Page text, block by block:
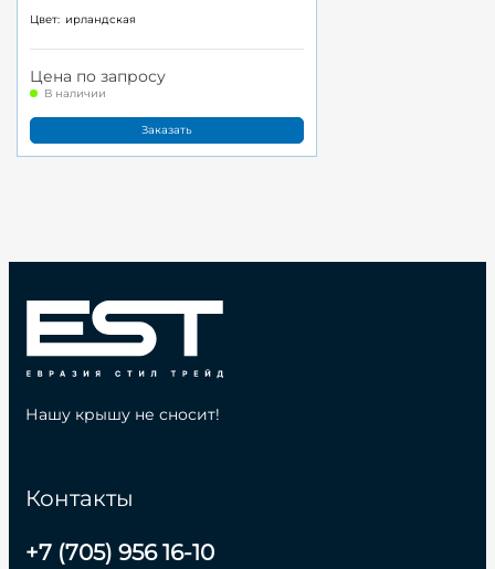
Цвет: ирландская
Цена по запросу
В наличии
Заказать
Контакты
+7 (705) 956 16-10
Нашу крышу не сносит!